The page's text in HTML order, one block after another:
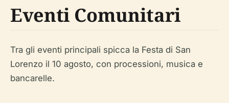
Eventi Comunitari
Tra gli eventi principali spicca la Festa di San
Lorenzo il 10 agosto, con processioni, musica e
bancarelle.